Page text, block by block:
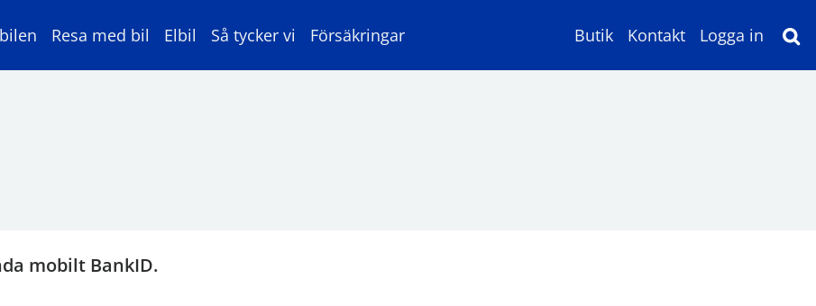
Resa med bil Elbil Så tycker vi Försäkringar Butik Kontakt Logga in
mobilt BankID.